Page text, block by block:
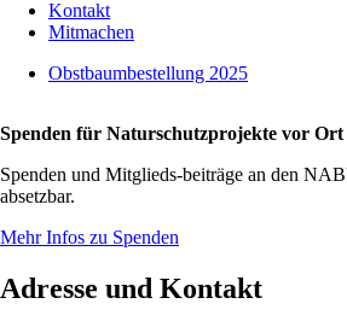
Kontakt
Mitmachen
Obstbaumbestellung 2025
Spenden für Naturschutzprojekte vor Ort
Spenden und Mitglieds-beiträge an den
absetzbar.
Mehr Infos zu Spenden
Adresse und Kontakt